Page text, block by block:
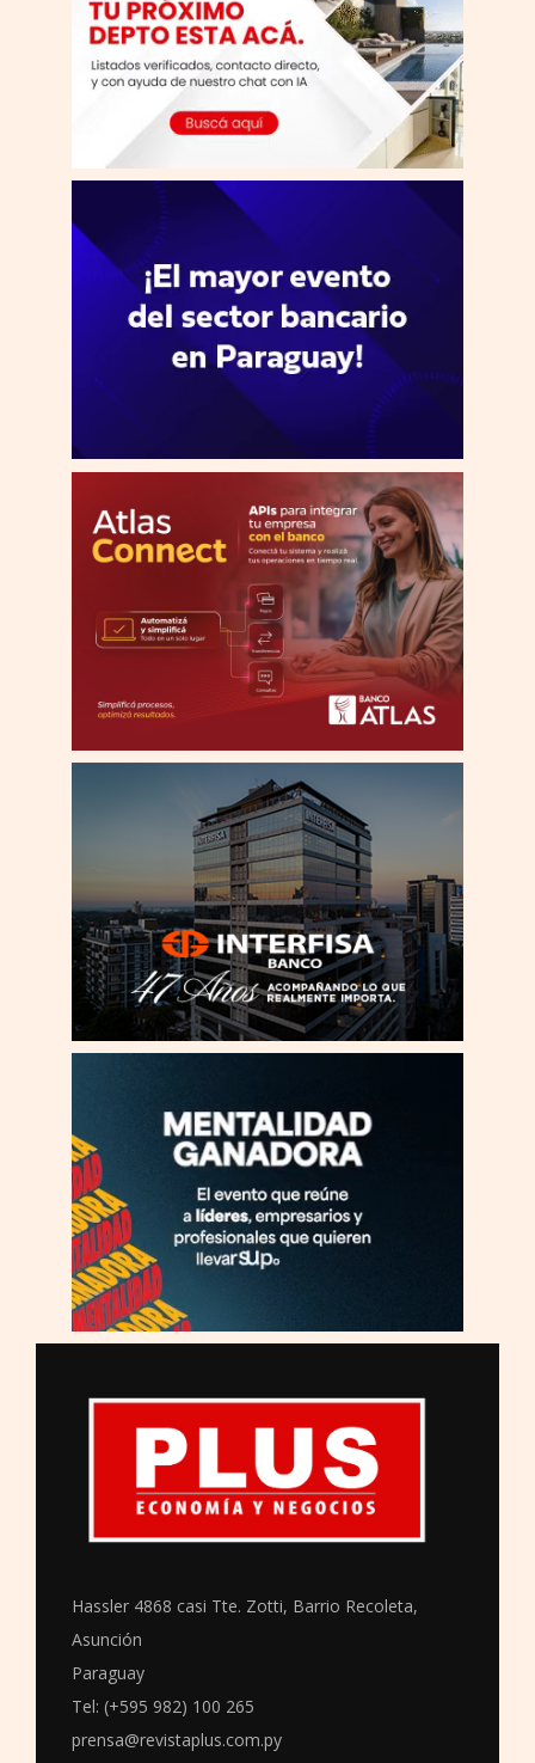
Hassler 4868 casi Tte. Zotti, Barrio Recoleta,
Asunción
Paraguay
Tel: (+595 982) 100 265
prensa@revistaplus.com.py